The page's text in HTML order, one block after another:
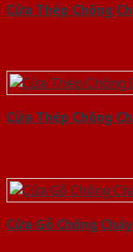
Cửa Thép Chống
Cửa Thép Chống
Cửa Gỗ Chống